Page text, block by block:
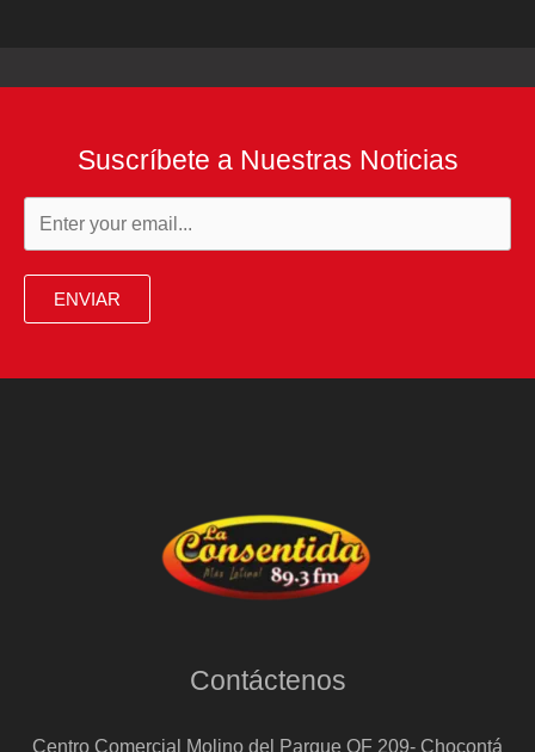
Suscríbete a Nuestras Noticias
ENVIAR
Contáctenos
Centro Comercial Molino del Parque OF 209- Chocontá